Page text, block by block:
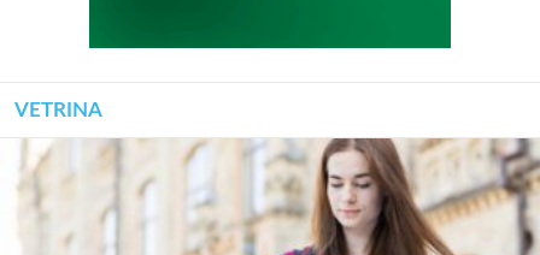
VETRINA